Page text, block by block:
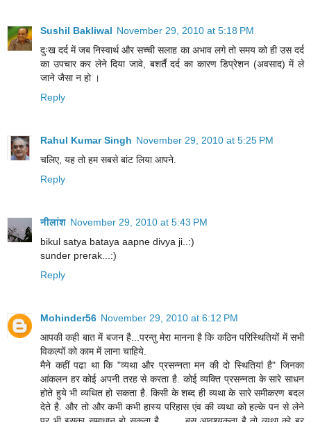
Sushil Bakliwal November 29, 2010 at 5:18 PM
दुःख दर्द में जब निस्वार्थ और सच्ची सलाह का अभाव लगे तो समय को ही उस दर्द
का उपचार कर लेने दिया जावे, बशर्तै दर्द का कारण डिप्रेशन (अवसाद) में ले
जाने जैसा न हो ।
Reply
Rahul Kumar Singh November 29, 2010 at 5:25 PM
चलिए, यह तो हम सबसे बांट लिया आपने.
Reply
नीलांश November 29, 2010 at 5:43 PM
bikul satya bataya aapne divya ji..:)
sunder prerak...:)
Reply
Mohinder56 November 29, 2010 at 6:12 PM
आपकी कही बात में बजन है...परन्तु मेरा मानना है कि कठिन परिस्थितियों में सभी
विकल्पों को काम में लाना चाहिये.
मैने कहीं पढा था कि "व्यथा और प्रसन्नता मन की दो स्थितियां है" जिनका
आंकलन हर कोई अपनी तरह से करता है. कोई व्यक्ति प्रसन्नता के सारे साधन
होते हुये भी व्यथित हो सकता है. किसी के शब्द ही व्यथा के सारे समीकरण बदल
देते है. और तो और कभी कभी हास्य परिहास एंव की व्यथा को हल्के पन से लेने